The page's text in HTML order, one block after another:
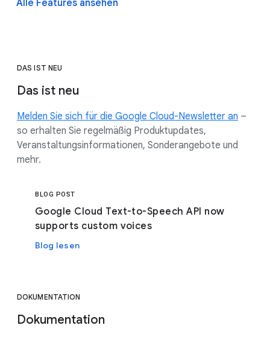
Alle Features ansehen
DAS IST NEU
Das ist neu
Melden Sie sich für die Google Cloud-Newsletter an –
so erhalten Sie regelmäßig Produktupdates,
Veranstaltungsinformationen, Sonderangebote und
mehr.
BLOG POST
Google Cloud Text-to-Speech API now
supports custom voices
Blog lesen
DOKUMENTATION
Dokumentation